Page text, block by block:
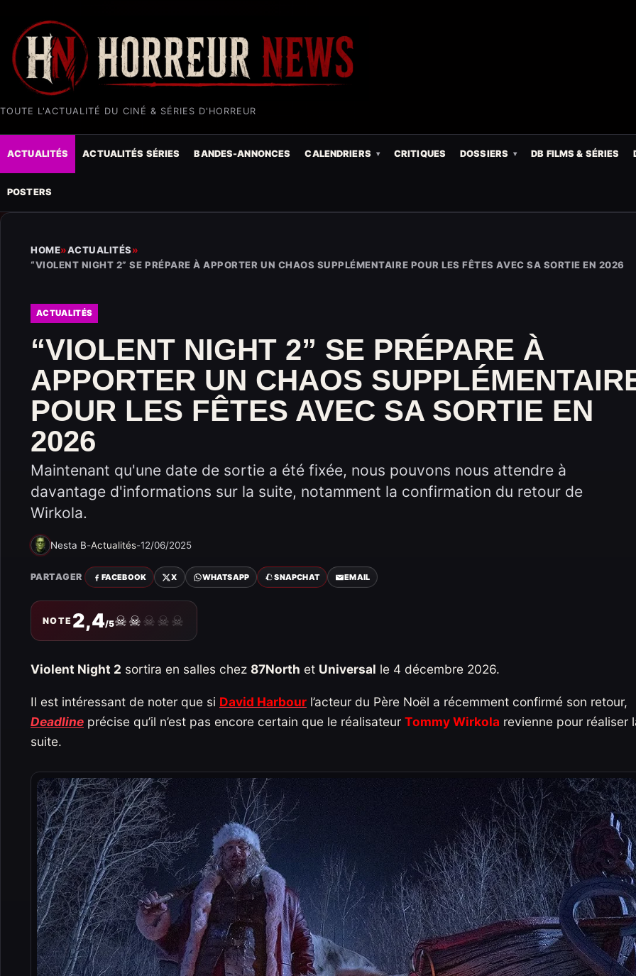
TOUTE L'ACTUALITÉ DU CINÉ & SÉRIES D'HORREUR
ACTUALITÉS ACTUALITÉS SÉRIES BANDES-ANNONCES CALENDRIERS CRITIQUES DOSSIERS DB FILMS & SÉRIES
POSTERS
HOME»ACTUALITÉS»
“VIOLENT NIGHT 2” SE PRÉPARE À APPORTER UN CHAOS SUPPLÉMENTAIRE POUR LES FÊTES AVEC SA SORTIE EN 2026
ACTUALITÉS
“VIOLENT NIGHT 2” SE PRÉPARE À
APPORTER UN CHAOS
POUR LES FÊTES AVEC SA SORTIE EN
2026
Maintenant qu'une date de sortie a été fixée, nous pouvons nous attendre à
davantage d'informations sur la suite, notamment la confirmation du retour de
Wirkola.
Nesta B-Actualités-12/06/2025
PARTAGER FACEBOOK X WHATSAPP SNAPCHAT EMAIL
NOTE 2,4/5☠☠☠☠☠
Violent Night 2 sortira en salles chez 87North et Universal le 4 décembre 2026.
Il est intéressant de noter que si David Harbour l’acteur du Père Noël a récemment confirmé son retour,
Deadline précise qu’il n’est pas encore certain que le réalisateur Tommy Wirkola revienne pour réaliser
suite.